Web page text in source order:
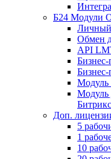
Б24 Модули
Личный
Обмен
API
Бизнес-
Модуль
Модуль
Доп.
5
1
10